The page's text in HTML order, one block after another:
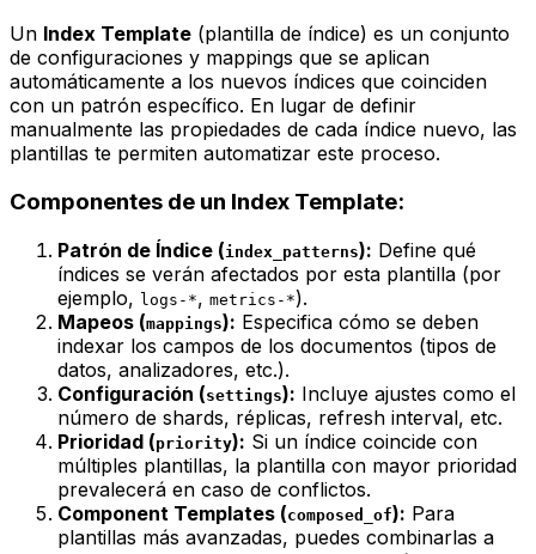
Un Index Template (plantilla de índice) es un conjunto
de configuraciones y mappings que se aplican
automáticamente a los nuevos índices que coinciden
con un patrón específico. En lugar de definir
manualmente las propiedades de cada índice nuevo, las
plantillas te permiten automatizar este proceso.
Componentes de un Index Template:
Patrón de Índice (index_patterns): Define qué
índices se verán afectados por esta plantilla (por
ejemplo, logs-*, metrics-*).
Mapeos (mappings): Especifica cómo se deben
indexar los campos de los documentos (tipos de
datos, analizadores, etc.).
Configuración (settings): Incluye ajustes como el
número de shards, réplicas, refresh interval, etc.
Prioridad (priority): Si un índice coincide con
múltiples plantillas, la plantilla con mayor prioridad
prevalecerá en caso de conflictos.
Component Templates (composed_of): Para
plantillas más avanzadas, puedes combinarlas a